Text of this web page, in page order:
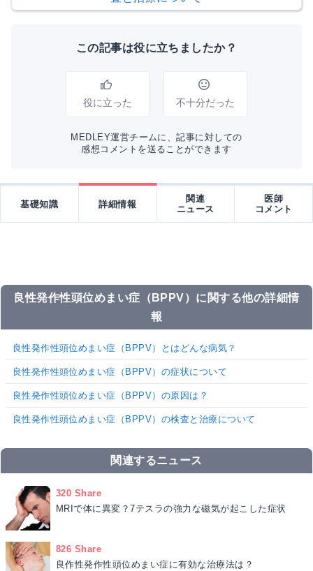
この記事は役に立ちましたか？
役に立った 不十分だった
MEDLEY運営チームに、記事に対しての
感想コメントを送ることができます
基礎知識 詳細情報
関連
ニュース
医師
コメント
良性発作性頭位めまい症（BPPV）に関する他の詳細情
報
良性発作性頭位めまい症（BPPV）とはどんな病気？
良性発作性頭位めまい症（BPPV）の症状について
良性発作性頭位めまい症（BPPV）の原因は？
良性発作性頭位めまい症（BPPV）の検査と治療について
関連するニュース
320 Share
MRIで体に異変？7テスラの強力な磁気が起こした症状
826 Share
良作性発作性頭位めまい症に有効な治療法は？